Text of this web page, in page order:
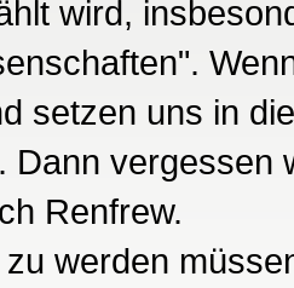
wird,
setzen uns in
Dann vergessen
Renfrew.
werden